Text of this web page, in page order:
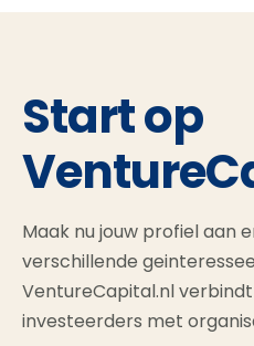
Start op
Maak nu jouw profiel aan
verschillende
VentureCapital.nl
investeerders met